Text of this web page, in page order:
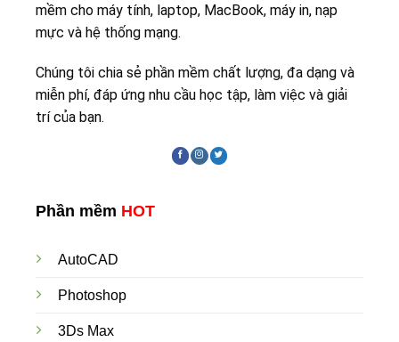
mềm cho máy tính, laptop, MacBook, máy in, nạp
mực và hệ thống mạng.
Chúng tôi chia sẻ phần mềm chất lượng, đa dạng và
miễn phí, đáp ứng nhu cầu học tập, làm việc và giải
trí của bạn.
Phần mềm HOT
AutoCAD
Photoshop
3Ds Max